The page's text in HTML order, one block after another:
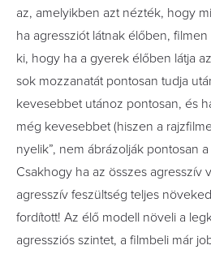
az, amelyikben azt nézték, hogy
ha agressziót látnak élőben,
ki, hogy ha a gyerek élőben látja
sok mozzanatát pontosan tudja
kevesebbet utánoz pontosan, és
még kevesebbet (hiszen a
nyelik”, nem ábrázolják pontosan
Csakhogy ha az összes agresszív
agresszív feszültség teljes
fordított! Az élő modell növeli a
agressziós szintet, a filmbeli már